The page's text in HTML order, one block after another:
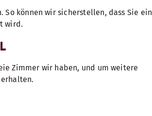
können wir sicherstellen, dass Sie ein
wird.
Zimmer wir haben, und um weitere